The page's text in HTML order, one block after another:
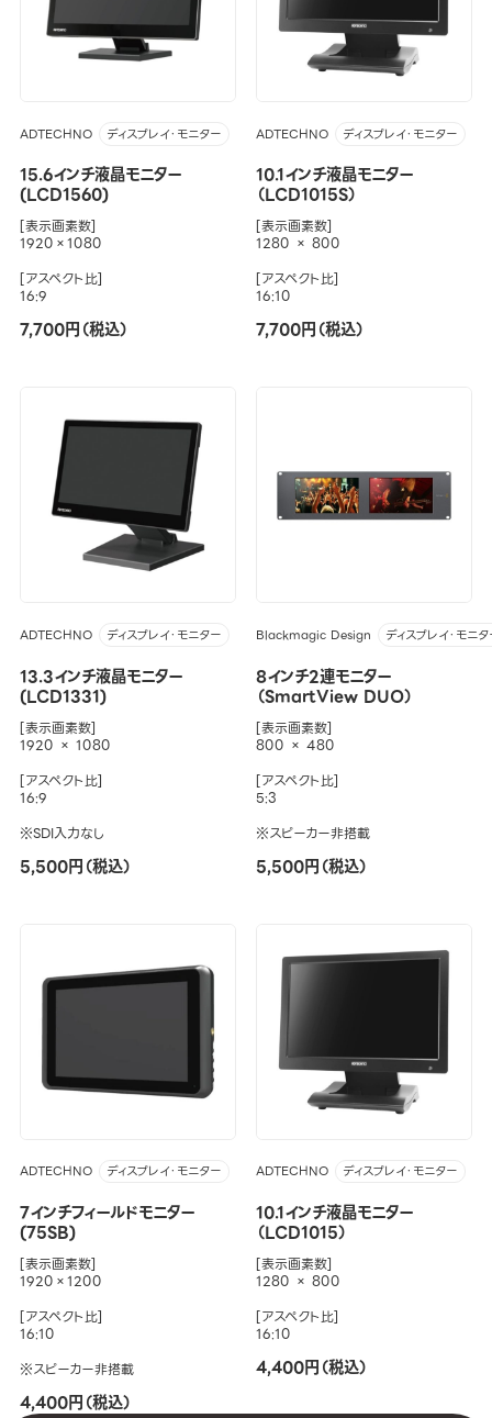
ADTECHNO ディスプレイ・モニター
15.6インチ液晶モニター
(LCD1560)
[表示画素数]
1920×1080
[アスペクト比]
16:9
7,700円（税込）
ADTECHNO ディスプレイ・モニター
10.1インチ液晶モニター
（LCD1015S）
[表示画素数]
1280 × 800
[アスペクト比]
16:10
7,700円（税込）
ADTECHNO ディスプレイ・モニター
13.3インチ液晶モニター
(LCD1331)
[表示画素数]
1920 × 1080
[アスペクト比]
16:9
※SDI入力なし
5,500円（税込）
Blackmagic Design ディスプレイ・モニ
8インチ2連モニター
（SmartView DUO）
[表示画素数]
800 × 480
[アスペクト比]
5:3
※スピーカー非搭載
5,500円（税込）
ADTECHNO ディスプレイ・モニター
7インチフィールドモニター
(75SB)
[表示画素数]
1920×1200
[アスペクト比]
16:10
※スピーカー非搭載
4,400円（税込）
ADTECHNO ディスプレイ・モニター
10.1インチ液晶モニター
（LCD1015）
[表示画素数]
1280 × 800
[アスペクト比]
16:10
4,400円（税込）